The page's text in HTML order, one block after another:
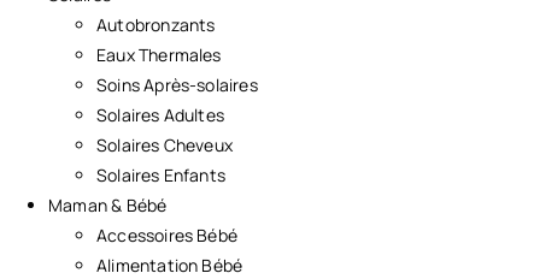
Autobronzants
Eaux Thermales
Soins Après-solaires
Solaires Adultes
Solaires Cheveux
Solaires Enfants
Maman & Bébé
Accessoires Bébé
Alimentation Bébé